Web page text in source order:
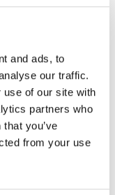
and ads, to
our traffic.
use of our site with
partners who
you’ve
from your use
Anma Gücü
Çıkış Akımı
75
Faz
3